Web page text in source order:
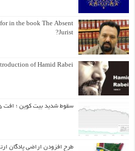
in the book The Absent
Jurist?
of Hamid Rabei
سقوط شدید بیت کوین ؛ افت ۱۵ درصدی اتریوم و میم‌کوین‌ها
طرح افزودن اراضی پادگان